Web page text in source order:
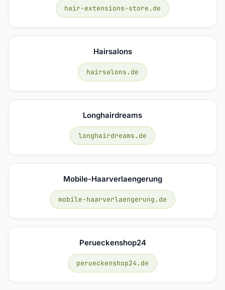
hair-extensions-store.de
Hairsalons
hairsalons.de
Longhairdreams
longhairdreams.de
Mobile-Haarverlaengerung
mobile-haarverlaengerung.de
Perueckenshop24
perueckenshop24.de